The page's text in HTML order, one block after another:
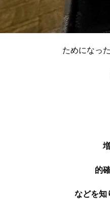
ためになっ
的
などを知